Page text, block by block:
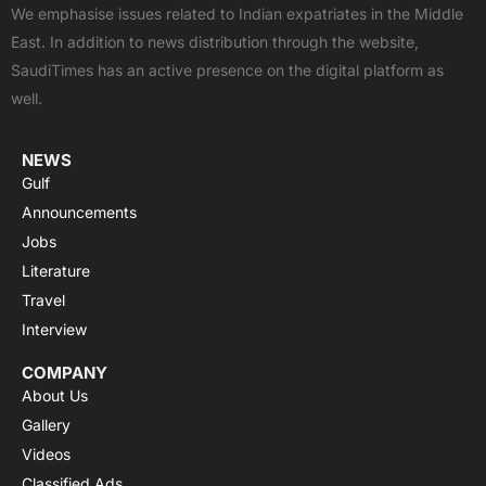
o
o
k
t
t
e
b
e
a
p
p
g
r
a
We emphasise issues related to Indian expatriates in the Middle
East. In addition to news distribution through the website,
SaudiTimes has an active presence on the digital platform as
well.
NEWS
Gulf
Announcements
Jobs
Literature
Travel
Interview
COMPANY
About Us
Gallery
Videos